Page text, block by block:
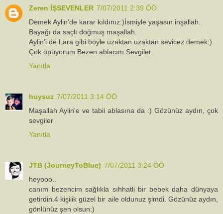
Zeren İŞSEVENLER 7/07/2011 2:39 ÖÖ
Demek Aylin'de karar kıldınız:)İsmiyle yaşasın inşallah..
Bayağı da saçlı doğmuş maşallah.
Aylin'i de Lara gibi böyle uzaktan uzaktan sevicez demek:)
Çok öpüyorum Bezen ablacım.Sevgiler..
Yanıtla
huysuz 7/07/2011 3:14 ÖÖ
Maşallah Aylin'e ve tabii ablasına da :) Gözünüz aydın, çok
sevgiler
Yanıtla
JTB (JourneyToBlue) 7/07/2011 3:24 ÖÖ
heyooo..
canım bezencim sağlıkla sıhhatli bir bebek daha dünyaya
getirdin.4 kişilik güzel bir aile oldunuz şimdi. Gözünüz aydın,
gönlünüz şen olsun:)